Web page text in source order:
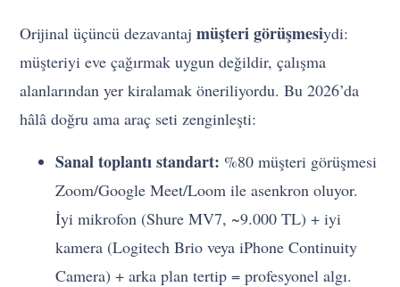
Orijinal üçüncü dezavantajmüşteri görüşmesiydi:
müşteriyi eve çağırmak uygun değildir, çalışma
alanlarından yer kiralamak öneriliyordu. Bu 2026’da
hâlâ doğru ama araç seti zenginleşti:
Sanal toplantı standart: %80 müşteri görüşmesi
Zoom/Google Meet/Loom ile asenkron oluyor.
İyi mikrofon (Shure MV7, ~9.000 TL) + iyi
kamera (Logitech Brio veya iPhone Continuity
Camera) + arka plan tertip = profesyonel algı.